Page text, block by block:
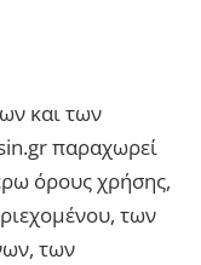
και των
παραχωρεί
όρους χρήσης,
των
των